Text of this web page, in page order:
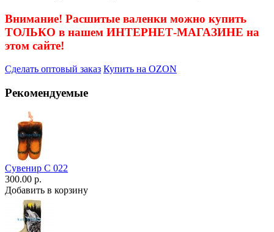
Внимание! Расшитые валенки можно купить
ТОЛЬКО в нашем ИНТЕРНЕТ-МАГАЗИНЕ на
этом сайте!
Сделать оптовый заказ Купить на OZON
Рекомендуемые
Сувенир С 022
300.00 р.
Добавить в корзину